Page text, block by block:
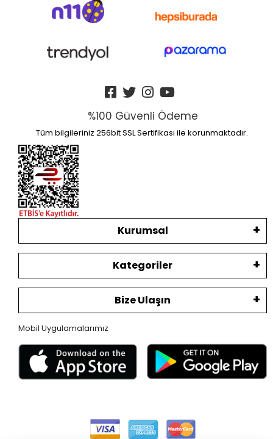
%100 Güvenli Ödeme
Tüm bilgileriniz 256bit SSL Sertifikası ile korunmaktadır.
Kurumsal
Kategoriler
Bize Ulaşın
Mobil Uygulamalarımız